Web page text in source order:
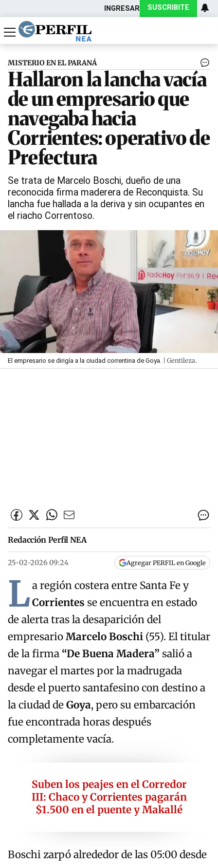
INGRESAR SUSCRIBITE
Política
Economía
Actualidad
MISTERIO EN EL PARANÁ
Hallaron la lancha vacía
de un empresario que
navegaba hacia
Corrientes: operativo de
Prefectura
Se trata de Marcelo Boschi, dueño de una
reconocida firma maderera de Reconquista. Su
lancha fue hallada a la deriva y sin ocupantes en
el riacho Correntoso.
El empresario se dirigía a la ciudad correntina de Goya. | Gentileza.
Redacción Perfil NEA
25-02-2026 09:24 Agregar PERFIL en Google
La región costera entre Santa Fe y
Corrientes se encuentra en estado
de alerta tras la desaparición del
empresarioMarcelo Boschi (55). El titular
de la firma “De Buena Madera” salió a
navegar el martes por la madrugada
desde el puerto santafesino con destino a
la ciudad deGoya, pero su embarcación
fue encontrada horas después
completamente vacía.
Suben los peajes en el Corredor
III: Chaco y Corrientes pagarán
$1.500 en el puente y Makallé
Boschi zarpó alrededor de las 05:00 desde